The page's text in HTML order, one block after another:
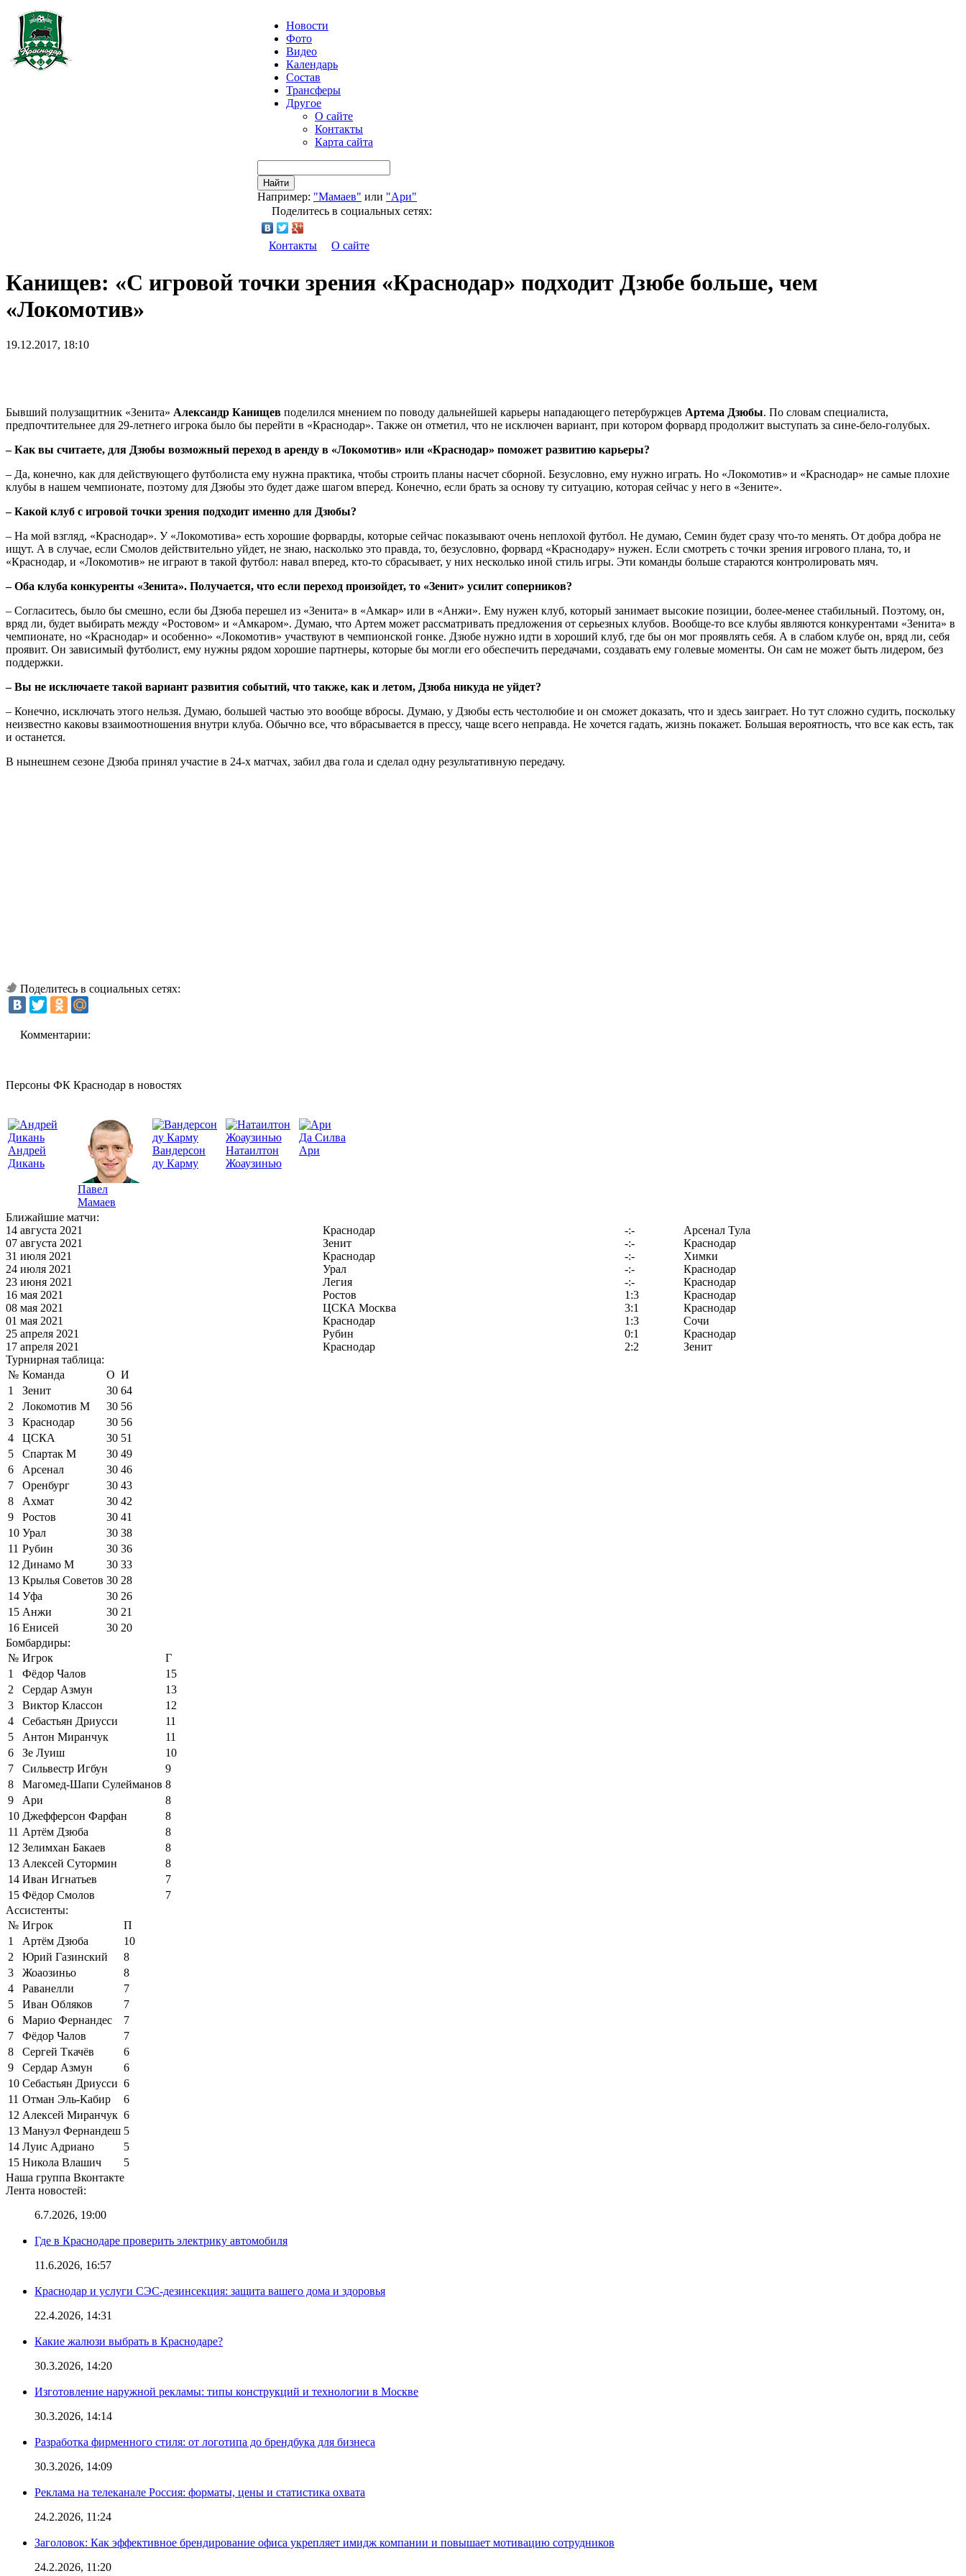
Новости
Фото
Видео
Календарь
Состав
Трансферы
Другое
О сайте
Контакты
Карта сайта
Найти
Например: "Мамаев" или "Ари"
Поделитесь в социальных сетях:
Контакты О сайте
Канищев: «С игровой точки зрения «Краснодар» подходит Дзюбе больше, чем
«Локомотив»
19.12.2017, 18:10
Бывший полузащитник «Зенита» Александр Канищев поделился мнением по поводу дальнейшей карьеры нападающего петербуржцев Артема Дзюбы. По словам специалиста,
предпочтительнее для 29-летнего игрока было бы перейти в «Краснодар». Также он отметил, что не исключен вариант, при котором форвард продолжит выступать за сине-бело-голубых.
– Как вы считаете, для Дзюбы возможный переход в аренду в «Локомотив» или «Краснодар» поможет развитию карьеры?
– Да, конечно, как для действующего футболиста ему нужна практика, чтобы строить планы насчет сборной. Безусловно, ему нужно играть. Но «Локомотив» и «Краснодар» не самые плохие
клубы в нашем чемпионате, поэтому для Дзюбы это будет даже шагом вперед. Конечно, если брать за основу ту ситуацию, которая сейчас у него в «Зените».
– Какой клуб с игровой точки зрения подходит именно для Дзюбы?
– На мой взгляд, «Краснодар». У «Локомотива» есть хорошие форварды, которые сейчас показывают очень неплохой футбол. Не думаю, Семин будет сразу что-то менять. От добра добра не
ищут. А в случае, если Смолов действительно уйдет, не знаю, насколько это правда, то, безусловно, форвард «Краснодару» нужен. Если смотреть с точки зрения игрового плана, то, и
«Краснодар, и «Локомотив» не играют в такой футбол: навал вперед, кто-то сбрасывает, у них несколько иной стиль игры. Эти команды больше стараются контролировать мяч.
– Оба клуба конкуренты «Зенита». Получается, что если переход произойдет, то «Зенит» усилит соперников?
– Согласитесь, было бы смешно, если бы Дзюба перешел из «Зенита» в «Амкар» или в «Анжи». Ему нужен клуб, который занимает высокие позиции, более-менее стабильный. Поэтому, он,
вряд ли, будет выбирать между «Ростовом» и «Амкаром». Думаю, что Артем может рассматривать предложения от серьезных клубов. Вообще-то все клубы являются конкурентами «Зенита» в
чемпионате, но «Краснодар» и особенно» «Локомотив» участвуют в чемпионской гонке. Дзюбе нужно идти в хороший клуб, где бы он мог проявлять себя. А в слабом клубе он, вряд ли, себя
проявит. Он зависимый футболист, ему нужны рядом хорошие партнеры, которые бы могли его обеспечить передачами, создавать ему голевые моменты. Он сам не может быть лидером, без
поддержки.
– Вы не исключаете такой вариант развития событий, что также, как и летом, Дзюба никуда не уйдет?
– Конечно, исключать этого нельзя. Думаю, большей частью это вообще вбросы. Думаю, у Дзюбы есть честолюбие и он сможет доказать, что и здесь заиграет. Но тут сложно судить, поскольку
неизвестно каковы взаимоотношения внутри клуба. Обычно все, что вбрасывается в прессу, чаще всего неправда. Не хочется гадать, жизнь покажет. Большая вероятность, что все как есть, так
и останется.
В нынешнем сезоне Дзюба принял участие в 24-х матчах, забил два гола и сделал одну результативную передачу.
Поделитесь в социальных сетях:
Комментарии:
Персоны ФК Краснодар в новостях
Андрей
Дикань
Павел
Мамаев
Вандерсон
ду Карму
Натаилтон
Жоаузинью
Да Силва
Ари
Ближайшие матчи:
14 августа 2021
Краснодар -:-
Арсенал Тула
07 августа 2021
Зенит -:-
Краснодар
31 июля 2021
Краснодар -:-
Химки
24 июля 2021
Урал -:-
Краснодар
23 июня 2021
Легия -:-
Краснодар
16 мая 2021
Ростов 1:3
Краснодар
08 мая 2021
ЦСКА Москва 3:1
Краснодар
01 мая 2021
Краснодар 1:3
Сочи
25 апреля 2021
Рубин 0:1
Краснодар
17 апреля 2021
Краснодар 2:2
Зенит
Турнирная таблица:
№ Команда О И
1
Зенит 30 64
2
Локомотив М 30 56
3
Краснодар 30 56
4
ЦСКА 30 51
5
Спартак М 30 49
6
Арсенал 30 46
7
Оренбург 30 43
8
Ахмат 30 42
9
Ростов 30 41
10 Урал 30 38
11 Рубин 30 36
12 Динамо М 30 33
13 Крылья Советов 30 28
14 Уфа 30 26
15 Анжи 30 21
16 Енисей 30 20
Бомбардиры:
№ Игрок
Г
1
Фёдор Чалов
15
2
Сердар Азмун
13
3
Виктор Классон
12
4
Себастьян Дриусси
11
5
Антон Миранчук
11
6
Зе Луиш
10
7
Сильвестр Игбун
9
8
Магомед-Шапи Сулейманов 8
9
Ари
8
10 Джефферсон Фарфан
8
11 Артём Дзюба
8
12 Зелимхан Бакаев
8
13 Алексей Сутормин
8
14 Иван Игнатьев
7
15 Фёдор Смолов
7
Ассистенты:
№ Игрок
П
1
Артём Дзюба
10
2
Юрий Газинский
8
3
Жоаозиньо
8
4
Раванелли
7
5
Иван Обляков
7
6
Марио Фернандес
7
7
Фёдор Чалов
7
8
Сергей Ткачёв
6
9
Сердар Азмун
6
10 Себастьян Дриусси 6
11 Отман Эль-Кабир
6
12 Алексей Миранчук 6
13 Мануэл Фернандеш 5
14 Луис Адриано
5
15 Никола Влашич
5
Наша группа Вконтакте
Лента новостей:
6.7.2026, 19:00
Где в Краснодаре проверить электрику автомобиля
11.6.2026, 16:57
Краснодар и услуги СЭС-дезинсекция: защита вашего дома и здоровья
22.4.2026, 14:31
Какие жалюзи выбрать в Краснодаре?
30.3.2026, 14:20
Изготовление наружной рекламы: типы конструкций и технологии в Москве
30.3.2026, 14:14
Разработка фирменного стиля: от логотипа до брендбука для бизнеса
30.3.2026, 14:09
Реклама на телеканале Россия: форматы, цены и статистика охвата
24.2.2026, 11:24
Заголовок: Как эффективное брендирование офиса укрепляет имидж компании и повышает мотивацию сотрудников
24.2.2026, 11:20